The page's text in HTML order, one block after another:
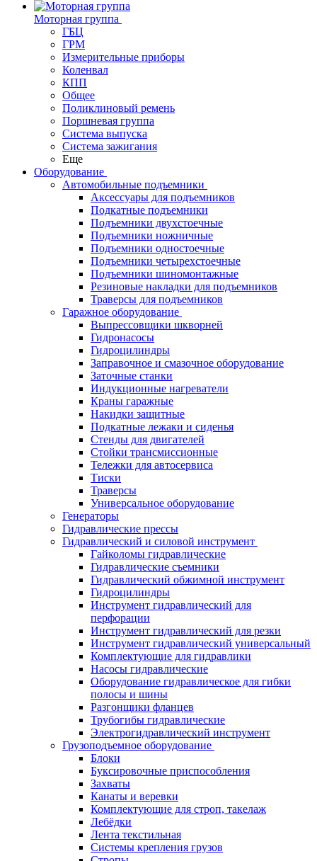
Моторная группа
ГБЦ
ГРМ
Измерительные приборы
Коленвал
КПП
Общее
Поликлиновый ремень
Поршневая группа
Система выпуска
Система зажигания
Еще
Оборудование
Автомобильные подъемники
Аксессуары для подъемников
Подкатные подъемники
Подъемники двухстоечные
Подъемники ножничные
Подъемники одностоечные
Подъемники четырехстоечные
Подъемники шиномонтажные
Резиновые накладки для подъемников
Траверсы для подъемников
Гаражное оборудование
Выпрессовщики шкворней
Гидронасосы
Гидроцилиндры
Заправочное и смазочное оборудование
Заточные станки
Индукционные нагреватели
Краны гаражные
Накидки защитные
Подкатные лежаки и сиденья
Стенды для двигателей
Стойки трансмиссионные
Тележки для автосервиса
Тиски
Траверсы
Универсальное оборудование
Генераторы
Гидравлические прессы
Гидравлический и силовой инструмент
Гайколомы гидравлические
Гидравлические съемники
Гидравлический обжимной инструмент
Гидроцилиндры
Инструмент гидравлический для
перфорации
Инструмент гидравлический для резки
Инструмент гидравлический универсальный
Комплектующие для гидравлики
Насосы гидравлические
Оборудование гидравлическое для гибки
полосы и шины
Разгонщики фланцев
Трубогибы гидравлические
Электрогидравлический инструмент
Грузоподъемное оборудование
Блоки
Буксировочные приспособления
Захваты
Канаты и веревки
Комплектующие для строп, такелаж
Лебёдки
Лента текстильная
Системы крепления грузов